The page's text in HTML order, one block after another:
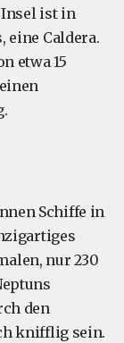
ist in
Caldera.
etwa 15
Schiffe in
nur 230
den
knifflig sein.